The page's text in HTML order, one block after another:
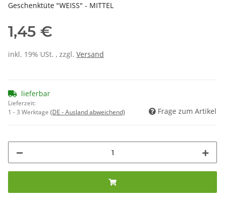
Geschenktüte "WEISS" - MITTEL
1,45 €
inkl. 19% USt. , zzgl. Versand
lieferbar
Lieferzeit:
1 - 3 Werktage (DE - Ausland abweichend) Frage zum Artikel